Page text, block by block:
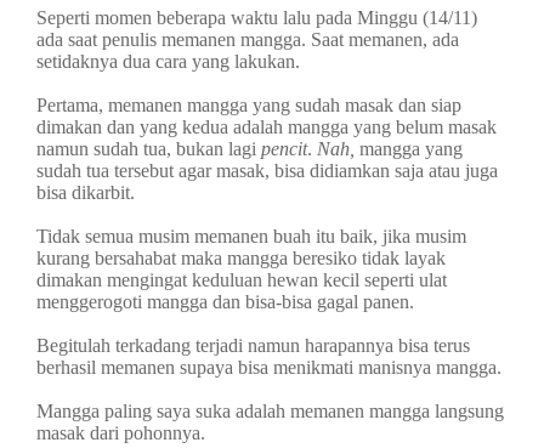
Seperti momen beberapa waktu lalu pada Minggu (14/11)
ada saat penulis memanen mangga. Saat memanen, ada
setidaknya dua cara yang lakukan.
Pertama, memanen mangga yang sudah masak dan siap
dimakan dan yang kedua adalah mangga yang belum masak
namun sudah tua, bukan lagi pencit. Nah, mangga yang
sudah tua tersebut agar masak, bisa didiamkan saja atau juga
bisa dikarbit.
Tidak semua musim memanen buah itu baik, jika musim
kurang bersahabat maka mangga beresiko tidak layak
dimakan mengingat keduluan hewan kecil seperti ulat
menggerogoti mangga dan bisa-bisa gagal panen.
Begitulah terkadang terjadi namun harapannya bisa terus
berhasil memanen supaya bisa menikmati manisnya mangga.
Mangga paling saya suka adalah memanen mangga langsung
masak dari pohonnya.